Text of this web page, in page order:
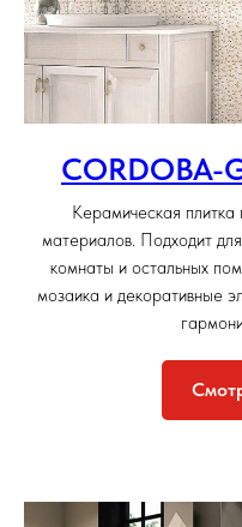
CORDOBA-
Керамическая плитка
материалов. Подходит
комнаты и остальных
мозаика и декоративные